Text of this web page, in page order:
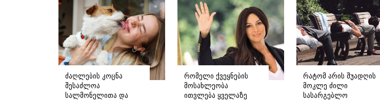
ადგილმდებარეობა
დაადგინეს
უმოწმებდნენ რომის
პაპს სქესს?
ჰოსპიტალიზაციას
საჭიროებს - რას წერს
დასავლური მედია?
ძაღლების კოცნა
შესაძლოა
სალმონელითა და
რომელი ქვეყნების
მოსახლეობა
ითვლება ყველაზე
რატომ არის შუადღის
მოკლე ძილი
სასარგებლო